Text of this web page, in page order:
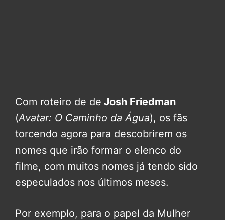
Com roteiro de de Josh Friedman
(Avatar: O Caminho da Água), os fãs
torcendo agora para descobrirem os
nomes que irão formar o elenco do
filme, com muitos nomes já tendo sido
especulados nos últimos meses.
Por exemplo, para o papel da Mulher